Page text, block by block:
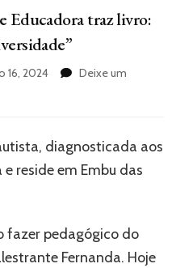
Educadora traz livro:
16, 2024
Deixe um
diagnosticada aos
reside em Embu das
fazer pedagógico do
Fernanda. Hoje